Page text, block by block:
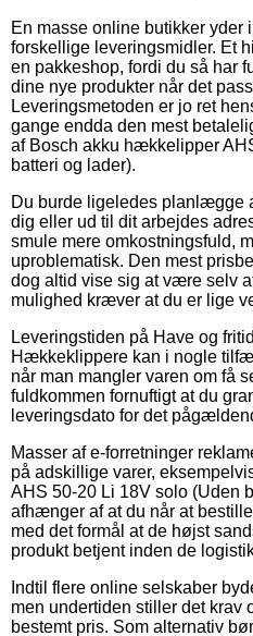
En masse online butikker yder
forskellige leveringsmidler. Et
en pakkeshop, fordi du så har
dine nye produkter når det
Leveringsmetoden er jo ret
gange endda den mest
af Bosch akku hækkelipper
batteri og lader).
Du burde ligeledes planlægge
dig eller ud til dit arbejdes
smule mere omkostningsfuld,
uproblematisk. Den mest
dog altid vise sig at være selv
mulighed kræver at du er lige
Leveringstiden på Have og
Hækkeklippere kan i nogle
når man mangler varen om få
fuldkommen fornuftigt at du
leveringsdato for det
Masser af e-forretninger
på adskillige varer,
AHS 50-20 Li 18V solo (Uden
afhænger af at du når at
med det formål at de højst
produkt betjent inden de
Indtil flere online selskaber
men undertiden stiller det krav
bestemt pris. Som alternativ